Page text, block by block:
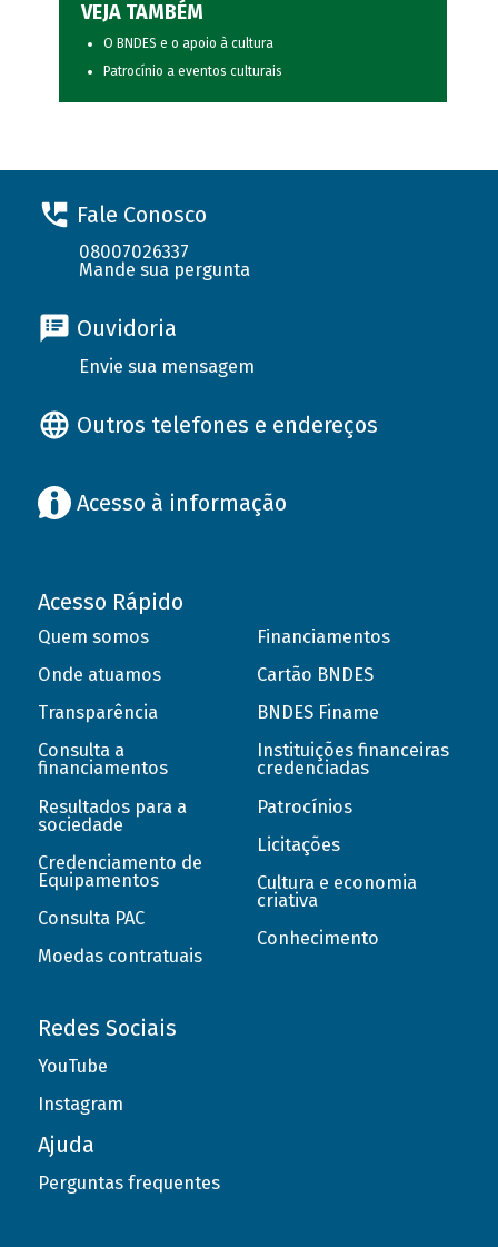
VEJA TAMBÉM
O BNDES e o apoio à cultura
Patrocínio a eventos culturais
Fale Conosco
08007026337
Mande sua pergunta
Ouvidoria
Envie sua mensagem
Outros telefones e endereços
Acesso à informação
Acesso Rápido
Quem somos
Onde atuamos
Transparência
Consulta a
financiamentos
Resultados para a
sociedade
Credenciamento de
Equipamentos
Consulta PAC
Moedas contratuais
Financiamentos
Cartão BNDES
BNDES Finame
Instituições financeiras
credenciadas
Patrocínios
Licitações
Cultura e economia
criativa
Conhecimento
Redes Sociais
YouTube
Instagram
Ajuda
Perguntas frequentes